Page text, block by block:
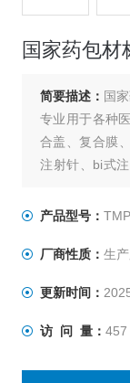
国家药包材
简要描述： 国
专业用于各种
合盖、复合膜
注射针、bi式
性等力学性能精
产品型号：
厂商性质： 生
更新时间：
访 问 量： 457